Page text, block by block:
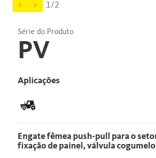
1/2
Série do Produto
PV
Aplicações
Engate fêmea push-pull para o setor agrícola,
fixação de painel, válvula cogumelo